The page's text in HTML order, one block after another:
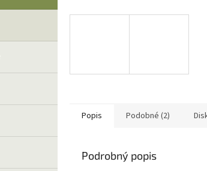
Popis Podobné (2)
Podrobný popis